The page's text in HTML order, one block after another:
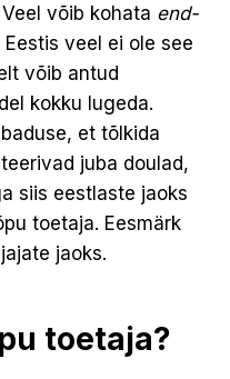
võib kohata end-
Eestis veel ei ole see
võib antud
kokku lugeda.
et tõlkida
juba doulad,
siis eestlaste jaoks
toetaja. Eesmärk
jaoks.
toetaja?